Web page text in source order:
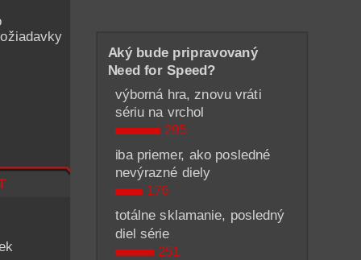
Aký bude pripravovaný
Need for Speed?
výborná hra, znovu vráti
sériu na vrchol
295
iba priemer, ako posledné
nevýrazné diely
176
totálne sklamanie, posledný
diel série
251